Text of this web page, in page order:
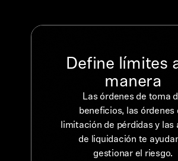
Define límites
manera
Las órdenes de toma
beneficios, las órdenes
limitación de pérdidas y las
de liquidación te
gestionar el riesgo.